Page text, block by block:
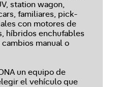
station wagon,
familiares, pick-
con motores de
híbridos enchufables
manual o
un equipo de
el vehículo que